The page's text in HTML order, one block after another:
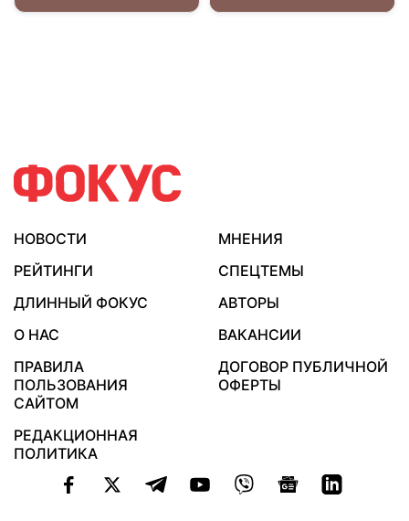
НОВОСТИ
МНЕНИЯ
РЕЙТИНГИ
СПЕЦТЕМЫ
ДЛИННЫЙ ФОКУС
АВТОРЫ
О НАС
ВАКАНСИИ
ПРАВИЛА
ПОЛЬЗОВАНИЯ
САЙТОМ
ДОГОВОР ПУБЛИЧНОЙ
ОФЕРТЫ
РЕДАКЦИОННАЯ
ПОЛИТИКА